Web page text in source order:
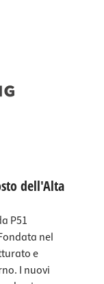
dell'Alta
P51
nel
e
I nuovi